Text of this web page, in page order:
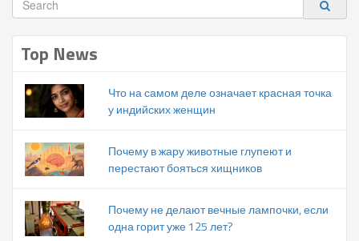
Top News
Что на самом деле означает красная точка
у индийских женщин
Почему в жару животные глупеют и
перестают бояться хищников
Почему не делают вечные лампочки, если
одна горит уже 125 лет?